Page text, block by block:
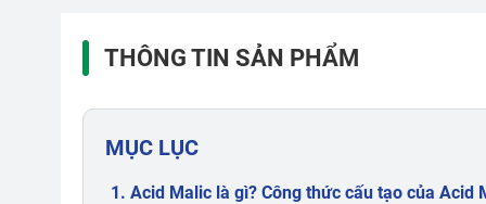
THÔNG TIN SẢN PHẨM
MỤC LỤC
1. Acid Malic là gì? Công thức cấu tạo của Acid